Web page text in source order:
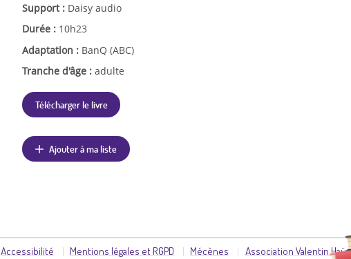
Support : Daisy audio
Durée : 10h23
Adaptation : BanQ (ABC)
Tranche d'âge : adulte
Télécharger le livre
Ajouter à ma liste
Accessibilité Mentions légales et RGPD Mécènes Association Valentin Haüy